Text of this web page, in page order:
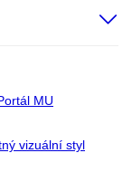
MU
vizuální styl